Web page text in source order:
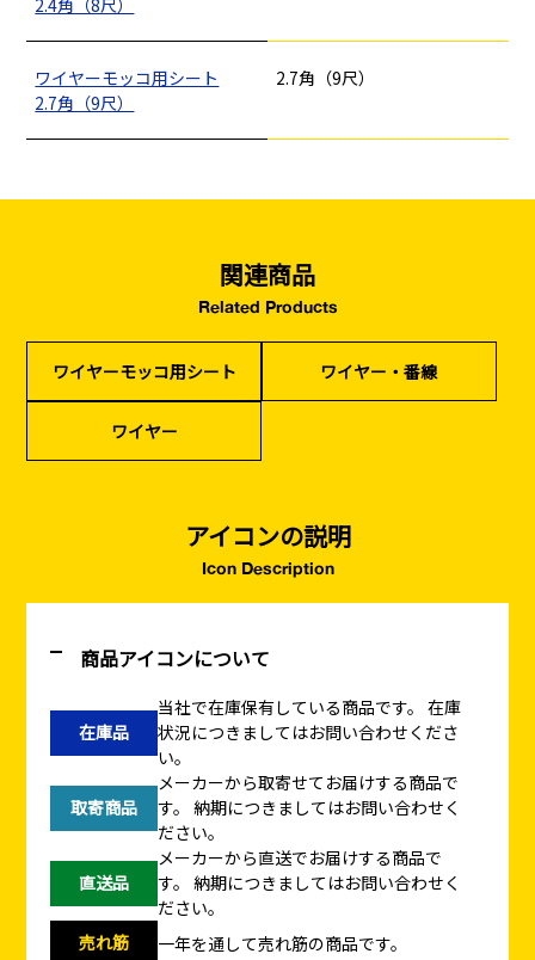
カタログダウンロード
基礎工事・
イベント設置・
バリケード（保安）
・復旧貢献
季節商材
解体・改修工事
2.4角（8尺）
ワイヤーモッコ用シート
2.7角（9尺）
2.7角（9尺）
関連商品
Related Products
ワイヤーモッコ用シート ワイヤー・番線
ワイヤー
アイコンの説明
Icon Description
商品アイコンについて
在庫品
当社で在庫保有している商品です。 在庫
状況につきましてはお問い合わせくださ
い。
取寄商品
メーカーから取寄せてお届けする商品で
す。 納期につきましてはお問い合わせく
ださい。
直送品
メーカーから直送でお届けする商品で
す。 納期につきましてはお問い合わせく
ださい。
売れ筋
一年を通して売れ筋の商品です。